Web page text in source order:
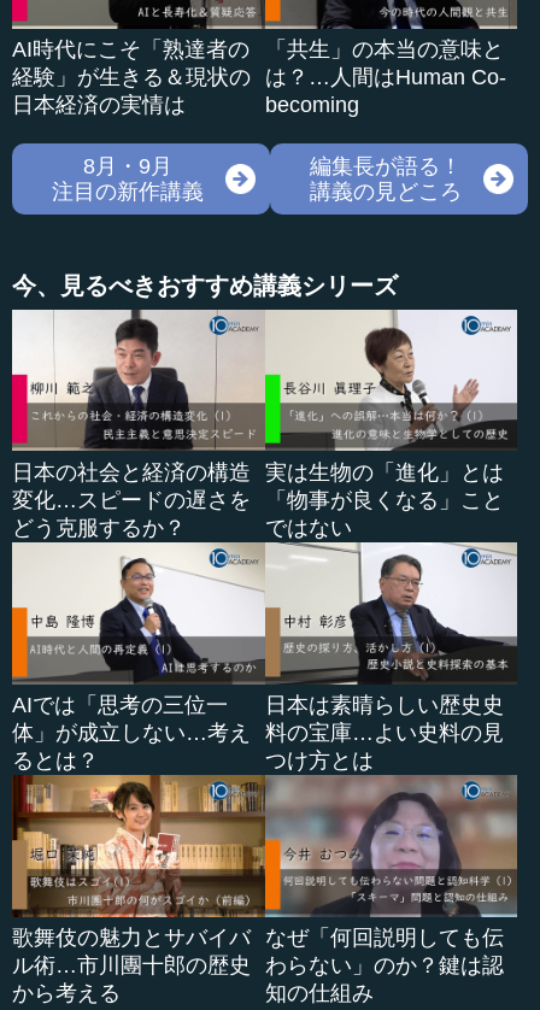
AI時代にこそ「熟達者の
経験」が生きる＆現状の
日本経済の実情は
「共生」の本当の意味と
は？…人間はHuman Co-
becoming
8月・9月
注目の新作講義
編集長が語る！
講義の見どころ
今、見るべきおすすめ講義シリーズ
日本の社会と経済の構造
変化…スピードの遅さを
どう克服するか？
実は生物の「進化」とは
「物事が良くなる」こと
ではない
AIでは「思考の三位一
体」が成立しない…考え
るとは？
日本は素晴らしい歴史史
料の宝庫…よい史料の見
つけ方とは
歌舞伎の魅力とサバイバ
ル術…市川團十郎の歴史
から考える
なぜ「何回説明しても伝
わらない」のか？鍵は認
知の仕組み